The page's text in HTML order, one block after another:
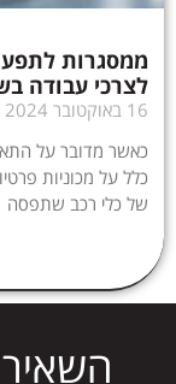
ממסגרות
לצרכי עבודה
16 באוקטובר 2024
כאשר מדובר על
כלל על מכוניות
של כלי רכב שתפסה